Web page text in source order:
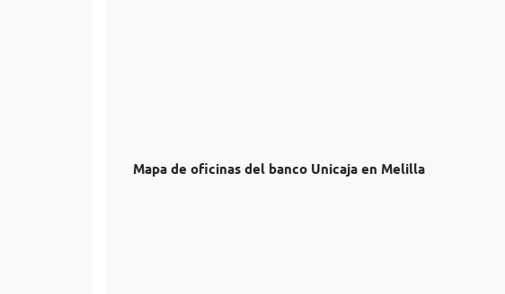
Mapa de oficinas del banco Unicaja en Melilla